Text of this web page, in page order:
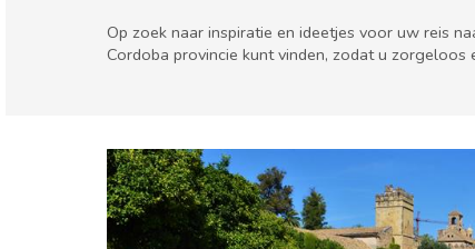
Op zoek naar inspiratie en ideetjes voor uw reis
Cordoba provincie kunt vinden, zodat u zorgeloos
Lokale evenementen